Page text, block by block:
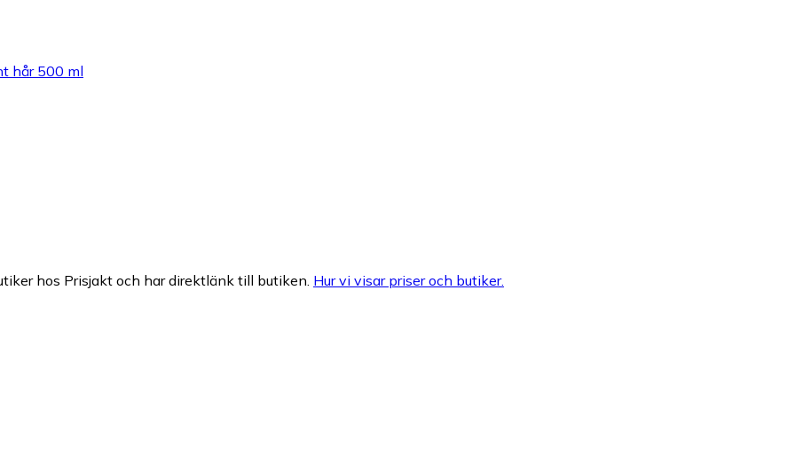
hår 500 ml
hos Prisjakt och har direktlänk till butiken. Hur vi visar priser och butiker.